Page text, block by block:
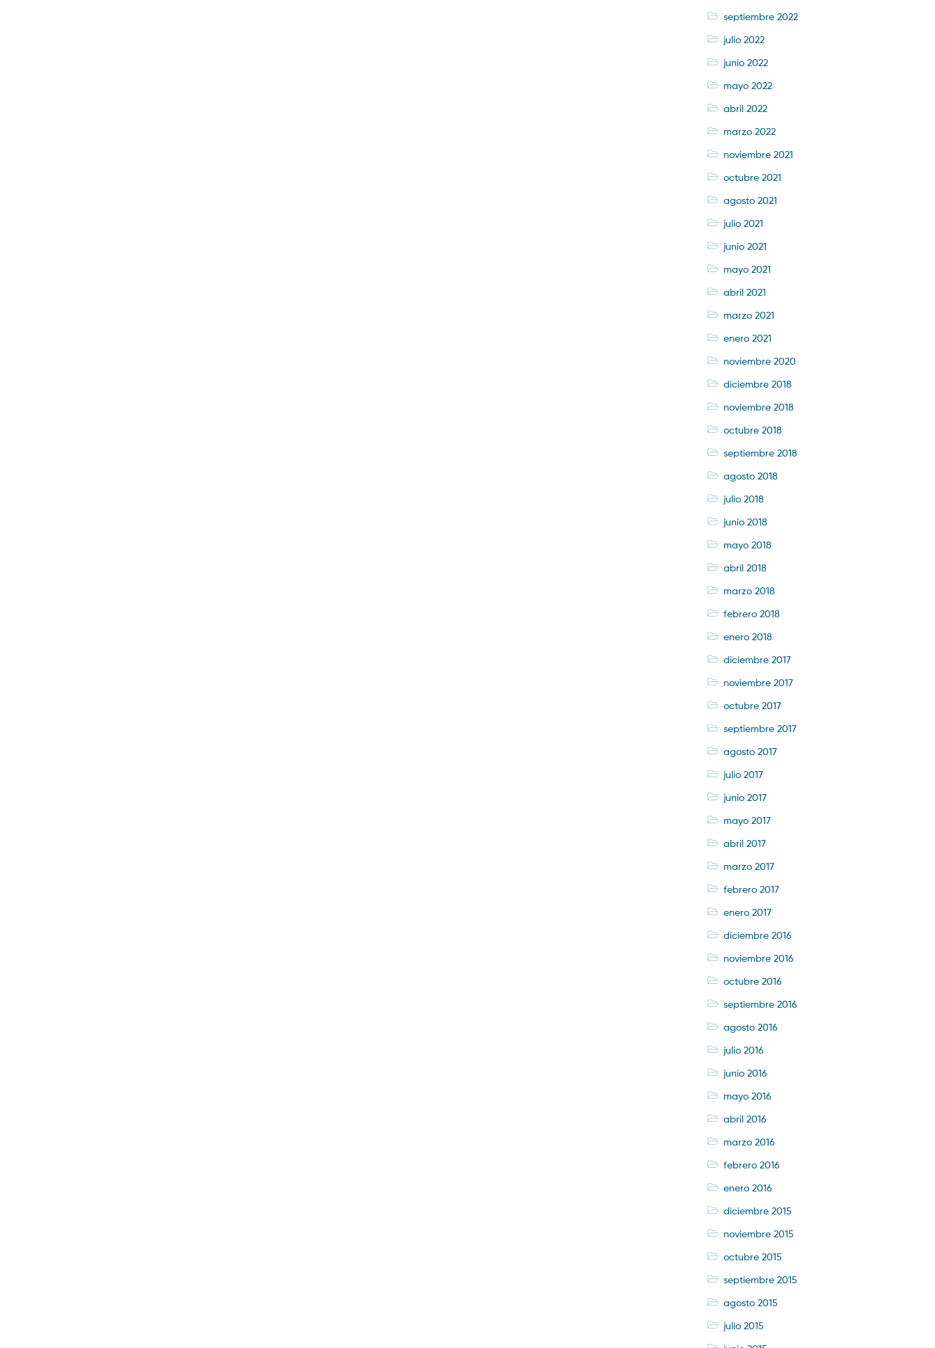
septiembre 2022
julio 2022
junio 2022
mayo 2022
abril 2022
marzo 2022
noviembre 2021
octubre 2021
agosto 2021
julio 2021
junio 2021
mayo 2021
abril 2021
marzo 2021
enero 2021
noviembre 2020
diciembre 2018
noviembre 2018
octubre 2018
septiembre 2018
agosto 2018
julio 2018
junio 2018
mayo 2018
abril 2018
marzo 2018
febrero 2018
enero 2018
diciembre 2017
noviembre 2017
octubre 2017
septiembre 2017
agosto 2017
julio 2017
junio 2017
mayo 2017
abril 2017
marzo 2017
febrero 2017
enero 2017
diciembre 2016
noviembre 2016
octubre 2016
septiembre 2016
agosto 2016
julio 2016
junio 2016
mayo 2016
abril 2016
marzo 2016
febrero 2016
enero 2016
diciembre 2015
noviembre 2015
octubre 2015
septiembre 2015
agosto 2015
julio 2015